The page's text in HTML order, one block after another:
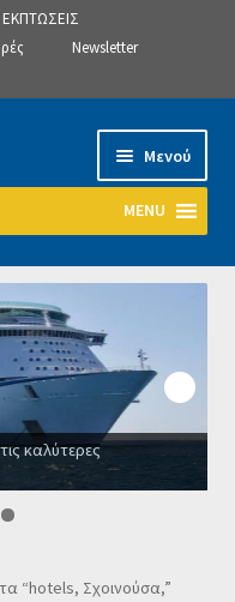
ΕΚΠΤΩΣΕΙΣ
Newsletter
Μενού
MENU
καλύτερες
“hotels, Σχοινούσα,”